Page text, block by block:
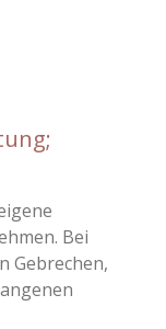
Bei
Gebrechen,